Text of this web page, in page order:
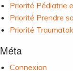
Priorité Pédiatrie
Priorité Prendre
Priorité
Méta
Connexion